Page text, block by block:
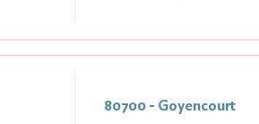
80700 - Goyencourt